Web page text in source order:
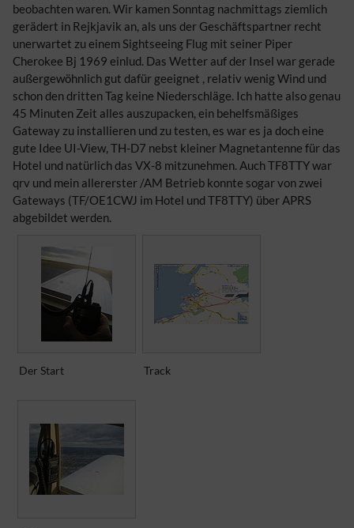
beobachten waren. Wir kamen Sonntag nachmittags ziemlich
gerädert in Rejkjavik an, als uns der Geschäftspartner recht
unerwartet zu einem Sightseeing Flug mit seiner Piper
Cherokee Bj 1969 einlud. Das Wetter auf der Insel war gerade
außergewöhnlich gut dafür geeignet , relativ wenig Wind und
schon den dritten Tag keine Niederschläge. Ich hatte also genau
45 Minuten Zeit alles auszupacken, ein behelfsmäßiges
Gateway zu installieren und zu testen, es war es ja doch eine
gute Idee UI-View, TH-D7 nebst kleiner Magnetantenne für das
Hotel und natürlich das VX-8 mitzunehmen. Auch TF8TTY war
qrv und mein allererster /AM Betrieb konnte sogar von zwei
Gateways (TF/OE1CWJ im Hotel und TF8TTY) über APRS
abgebildet werden.
Der Start Track